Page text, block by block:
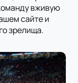
вживую
сайте и
зрелища.